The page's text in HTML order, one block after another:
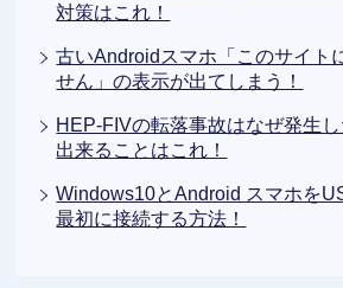
対策はこれ！
古いAndroidスマホ「このサイト
せん」の表示が出てしまう！
HEP-FIVの転落事故はなぜ発生
出来ることはこれ！
Windows10とAndroid スマホを
最初に接続する方法！